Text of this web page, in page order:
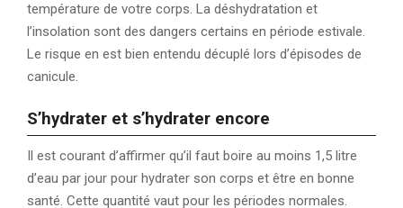
température de votre corps. La déshydratation et
l’insolation sont des dangers certains en période estivale.
Le risque en est bien entendu décuplé lors d’épisodes de
canicule.
S’hydrater et s’hydrater encore
Il est courant d’affirmer qu’il faut boire au moins 1,5 litre
d’eau par jour pour hydrater son corps et être en bonne
santé. Cette quantité vaut pour les périodes normales.